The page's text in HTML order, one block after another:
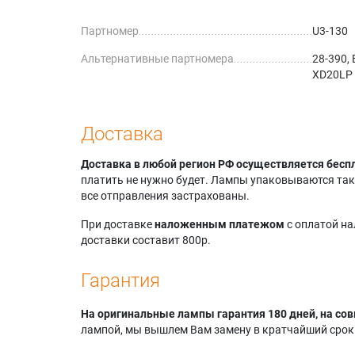
8
1100SF
Партномер U3-130
Альтернативные партномера
28-390,
XD20LP
Доставка
Доставка в любой регион РФ осуществляется
платить не нужно будет. Лампы упаковываются
все отправления застрахованы.
При доставкеналоженным платежом с оплатой
доставки составит 800р.
Гарантия
На оригинальные лампы гарантия 180 дней, на
лампой, мы вышлем Вам замену в кратчайший срок.